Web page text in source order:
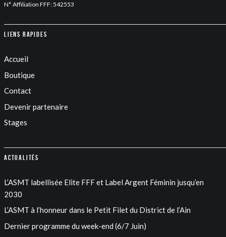
N° Affiliation FFF: 542553
Liens rapides
Accueil
Boutique
Contact
Devenir partenaire
Stages
Actualités
L’ASMT labellisée Elite FFF et Label Argent Féminin jusqu’en
2030
L’ASMT à l’honneur dans le Petit Filet du District de l’Ain
Dernier programme du week-end (6/7 Juin)